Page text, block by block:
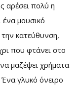
αρέσει πολύ η
ένα μουσικό
κατεύθυνση,
που φτάνει στο
μαζέψει χρήματα
γλυκό όνειρο